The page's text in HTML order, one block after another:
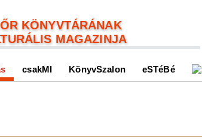
KÖNYVTÁRÁNAK
MAGAZINJA
csakMI KönyvSzalon eSTéBé